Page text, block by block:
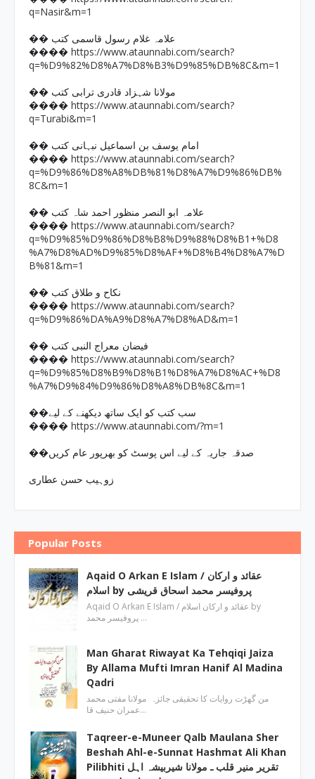
q=Nasir&m=1
�� علامہ غلام رسول قاسمی کتب
���� https://www.ataunnabi.com/search?
q=%D9%82%D8%A7%D8%B3%D9%85%DB%8C&m=1
�� مولانا شہزاد قادری ترابی کتب
���� https://www.ataunnabi.com/search?
q=Turabi&m=1
�� امام یوسف بن اسماعیل نبہانی کتب
���� https://www.ataunnabi.com/search?
q=%D9%86%D8%A8%DB%81%D8%A7%D9%86%DB%
8C&m=1
�� علامہ ابو النصر منظور احمد شاہ کتب
���� https://www.ataunnabi.com/search?
q=%D9%85%D9%86%D8%B8%D9%88%D8%B1+%D8
%A7%D8%AD%D9%85%D8%AF+%D8%B4%D8%A7%D
B%81&m=1
�� نکاح و طلاق کتب
���� https://www.ataunnabi.com/search?
q=%D9%86%DA%A9%D8%A7%D8%AD&m=1
�� فیضان معراج النبی کتب
���� https://www.ataunnabi.com/search?
q=%D9%85%D8%B9%D8%B1%D8%A7%D8%AC+%D8
%A7%D9%84%D9%86%D8%A8%DB%8C&m=1
��سب کتب کو ایک ساتھ دیکھنے کے لیے
���� https://www.ataunnabi.com/?m=1
��صدقہ جاریہ کے لیے اس پوسٹ کو بھرپور عام کریں
زوہیب حسن عطاری
Popular Posts
Aqaid O Arkan E Islam / عقائد و ارکان
اسلام by پروفیسر محمد اسحاق قریشی
Aqaid O Arkan E Islam / عقائد و ارکان اسلام by
پروفیسر محمد …
Man Gharat Riwayat Ka Tehqiqi Jaiza
By Allama Mufti Imran Hanif Al Madina
Qadri
من گھڑت روایات کا تحقیقی جائزہ مولانا مفتی محمد
عمران حنیف قا…
Taqreer-e-Muneer Qalb Maulana Sher
Beshah Ahl-e-Sunnat Hashmat Ali Khan
Pilibhiti تقریر منیر قلب ـ مولانا شیربیشہ اہل